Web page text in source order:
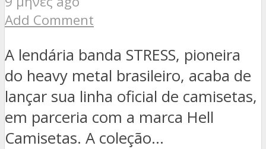
Add Comment
A lendária banda STRESS, pioneira
do heavy metal brasileiro, acaba de
lançar sua linha oficial de camisetas,
em parceria com a marca Hell
Camisetas. A coleção...